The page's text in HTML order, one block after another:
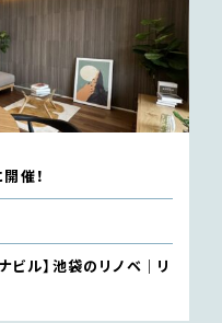
催！
ビル】池袋のリノベ｜リ